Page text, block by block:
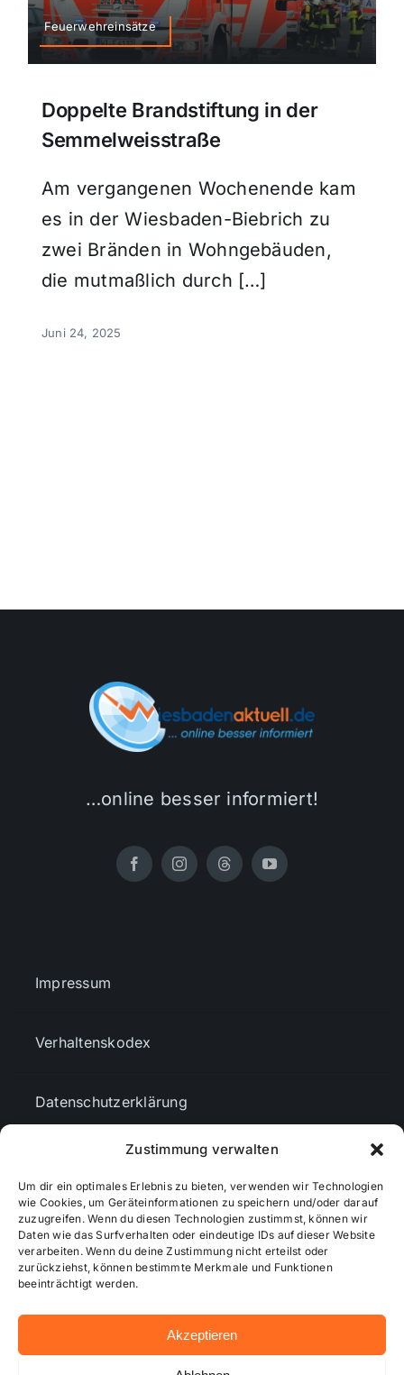
Zustimmung verwalten
Um dir ein optimales Erlebnis zu bieten, verwenden wir Technologien
wie Cookies, um Geräteinformationen zu speichern und/oder darauf
zuzugreifen. Wenn du diesen Technologien zustimmst, können wir
Daten wie das Surfverhalten oder eindeutige IDs auf dieser Website
verarbeiten. Wenn du deine Zustimmung nicht erteilst oder
zurückziehst, können bestimmte Merkmale und Funktionen
beeinträchtigt werden.
Akzeptieren
Feuerwehreinsätze
Doppelte Brandstiftung in der
Semmelweisstraße
Am vergangenen Wochenende kam
es in der Wiesbaden-Biebrich zu
zwei Bränden in Wohngebäuden,
die mutmaßlich durch […]
Juni 24, 2025
…online besser informiert!
Impressum
Verhaltenskodex
Datenschutzerklärung
Cookie-Richtlinie (EU)
Mediendaten
© 2026 - Wiesbadenaktuell ...online besser informiert!